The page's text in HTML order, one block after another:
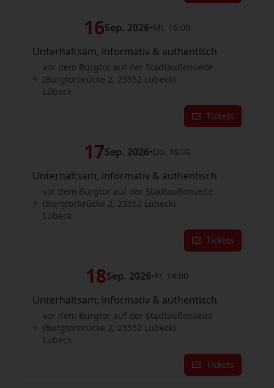
16Sep. 2026•Mi. 16:00
Unterhaltsam, informativ & authentisch
vor dem Burgtor auf der Stadtaußenseite
(Burgtorbrücke 2, 23552 Lübeck)
Lübeck
Tickets
17Sep. 2026•Do. 16:00
Unterhaltsam, informativ & authentisch
vor dem Burgtor auf der Stadtaußenseite
(Burgtorbrücke 2, 23552 Lübeck)
Lübeck
Tickets
18Sep. 2026•Fr. 14:00
Unterhaltsam, informativ & authentisch
vor dem Burgtor auf der Stadtaußenseite
(Burgtorbrücke 2, 23552 Lübeck)
Lübeck
Tickets